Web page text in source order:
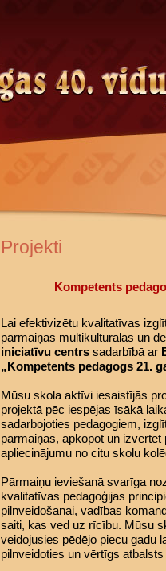
Projekti
Kompetents
Lai efektivizētu kvalitatīvas
pārmaiņas multikulturālas un
iniciatīvu centrs sadarbībā ar
„Kompetents pedagogs 21.
Mūsu skola aktīvi iesaistījās
projektā pēc iespējas īsākā
sadarbojoties pedagogiem,
pārmaiņas, apkopot un
apliecinājumu no citu skolu
Pārmaiņu ieviešanā svarīga
kvalitatīvas pedagoģijas
pilnveidošanai, vadības
saiti, kas ved uz rīcību. Mūsu
veidojusies pēdējo piecu gadu
pilnveidoties un vērtīgs